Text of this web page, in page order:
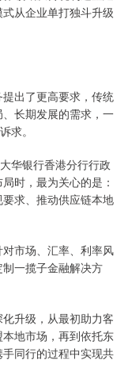
从企业单打独斗升级
出了更高要求，传统
长期发展的需求，一
求。
华银行香港分行行政
时，最为关心的是：
求、推动供应链本地
市场、汇率、利率风
一揽子金融解决方
升级，从最初助力客
地市场，再到依托东
同行的过程中实现共